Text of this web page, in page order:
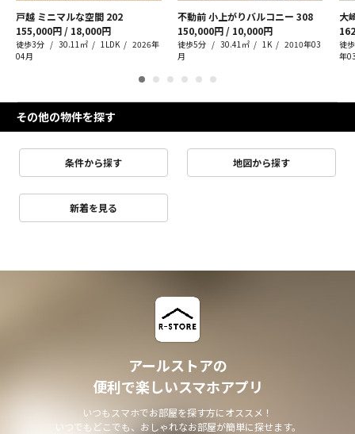
戸越 ミニマルな空間 202
155,000円 / 18,000円
徒歩3分 30.11㎡ 1LDK
2026年
04月
不動前 小上がりバルコニー 308
150,000円 / 10,000円
徒歩5分 30.41㎡ 1K
2010年03
月
大
徒
年
その他の物件を探す
条件から探す 地図から探す
新着を見る
アールストアの
便利で楽しいスマホアプリ
いつもスマホでお部屋を探す方にオススメ！
いつでもどこでも、おしゃれなお部屋が簡単に探せます。